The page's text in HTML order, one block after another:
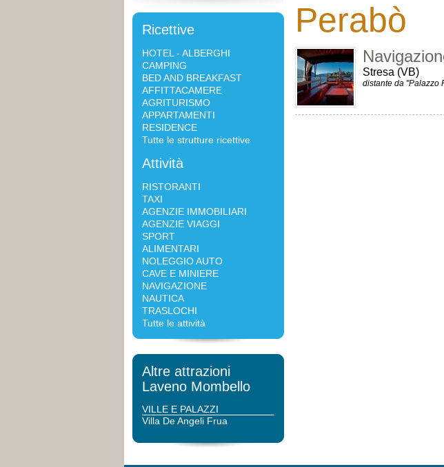
Ricettive
HOTEL - ALBERGHI
CAMPING
BED AND BREAKFAST
AFFITTACAMERE
AGRITURISMO
APPARTAMENTI
RESIDENCE
Tutte le strutture ricettive
Attività
RISTORANTI
TAXI
AGENZIE IMMOBILIARI
AGENZIE VIAGGI
SPORT
ALIMENTARI
NOLEGGIO AUTO
CAVE E MINIERE
NAVIGAZIONE
NAUTICA
TRASLOCHI
Tutte le attività
Altre attrazioni
Laveno Mombello
VILLE E PALAZZI
Villa De Angeli Frua
Perabò
Stresa (VB)
distante da "Palazzo